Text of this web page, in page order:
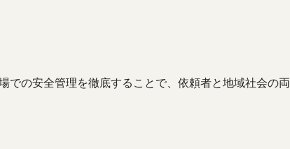
での安全管理を徹底することで、依頼者と地域社会の両